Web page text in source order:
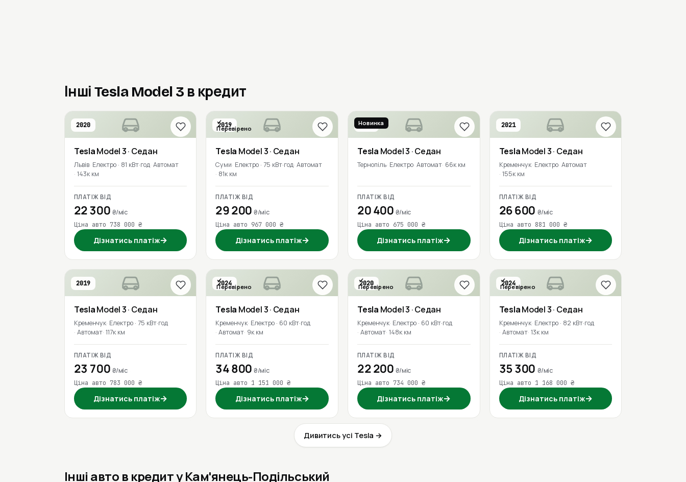
Інші Tesla Model 3 в кредит
2020
TeslaModel 3· Седан
Львів Електро · 81 кВт·год Автомат
143к км
ПЛАТІЖ ВІД
22 300 ₴/міс
Ціна авто 738 000 ₴
Дізнатись платіж→
2019
Перевірено
Tesla Model 3· Седан
Суми Електро · 75 кВт·год Автомат
81к км
ПЛАТІЖ ВІД
29 200₴/міс
Ціна авто 967 000 ₴
Дізнатись платіж→
2021
Новинка
Tesla Model 3 · Седан
Тернопіль Електро Автомат 66к км
ПЛАТІЖ ВІД
20 400 ₴/міс
Ціна авто 675 000 ₴
Дізнатись платіж→
2021
TeslaModel 3· Седан
Кременчук Електро Автомат
155к км
ПЛАТІЖ ВІД
26 600 ₴/міс
Ціна авто 881 000 ₴
Дізнатись платіж→
2019
TeslaModel 3· Седан
Кременчук Електро · 75 кВт·год
Автомат 117к км
ПЛАТІЖ ВІД
23 700 ₴/міс
Ціна авто 783 000 ₴
Дізнатись платіж→
2024
Перевірено
Tesla Model 3· Седан
Кременчук Електро · 60 кВт·год
Автомат 9к км
ПЛАТІЖ ВІД
34 800₴/міс
Ціна авто 1 151 000 ₴
Дізнатись платіж→
2020
Перевірено
Tesla Model 3 · Седан
Кременчук Електро · 60 кВт·год
Автомат 148к км
ПЛАТІЖ ВІД
22 200 ₴/міс
Ціна авто 734 000 ₴
Дізнатись платіж→
2024
Перевірено
TeslaModel 3· Седан
Кременчук Електро · 82 кВт·год
Автомат 13к км
ПЛАТІЖ ВІД
35 300 ₴/міс
Ціна авто 1 168 000 ₴
Дізнатись платіж→
Дивитись усі Tesla →
Інші авто в кредит у Кам'янець-Подільський